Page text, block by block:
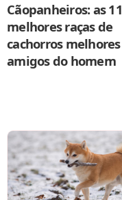
Cãopanheiros: as 11
melhores raças de
cachorros melhores
amigos do homem